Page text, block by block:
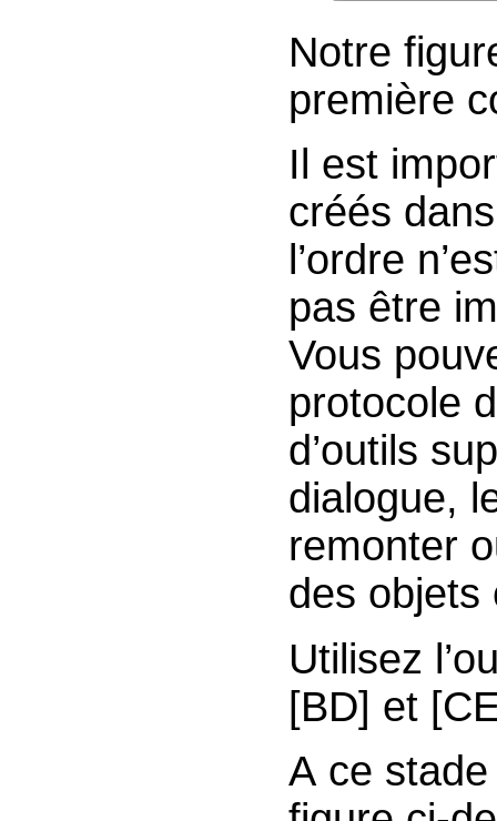
Notre
première
Il est
créés
l’ordre
pas être
Vous
protocole
d’outils
dialogue,
remonter
des objets
Utilisez
[BD] et
A ce